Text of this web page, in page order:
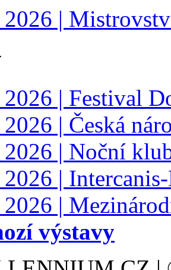
|
| Festival
| Česká
2026 | Noční
2026 |
|
výstavy